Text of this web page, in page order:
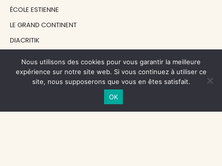
ÉCOLE ESTIENNE
LE GRAND CONTINENT
DIACRITIK
NOS SOUTIENS
CENTRE NATIONAL DU LIVRE
Nous utilisons des cookies pour vous garantir la meilleure
expérience sur notre site web. Si vous continuez à utiliser ce
site, nous supposerons que vous en êtes satisfait.
OK